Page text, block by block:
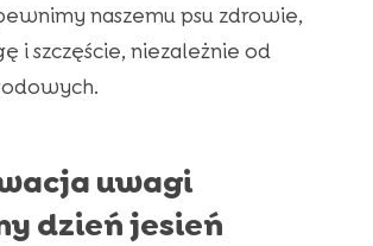
naszemu psu zdrowie,
i szczęście, niezależnie od
uwagi
dzień jesień